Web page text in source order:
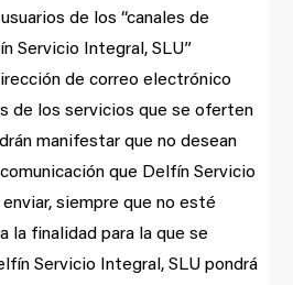
de los “canales de
Servicio Integral, SLU”
de correo electrónico
de los servicios que se oferten
manifestar que no desean
que Delfín Servicio
siempre que no esté
la finalidad para la que se
Servicio Integral, SLU pondrá